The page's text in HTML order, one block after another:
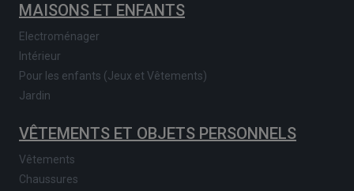
MAISONS ET ENFANTS
Electroménager
Intérieur
Pour les enfants (Jeux et Vêtements)
Jardin
VÊTEMENTS ET OBJETS PERSONNELS
Vêtements
Chaussures